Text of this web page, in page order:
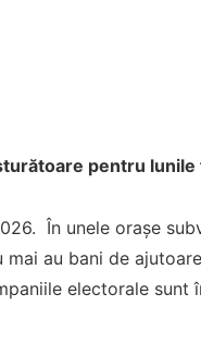
pentru
În unele orașe
au bani de
electorale